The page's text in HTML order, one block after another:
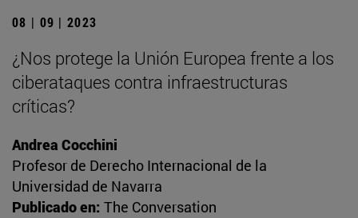
08 | 09 | 2023
¿Nos protege la Unión Europea frente a los
ciberataques contra infraestructuras
críticas?
Andrea Cocchini
Profesor de Derecho Internacional de la
Universidad de Navarra
Publicado en: The Conversation